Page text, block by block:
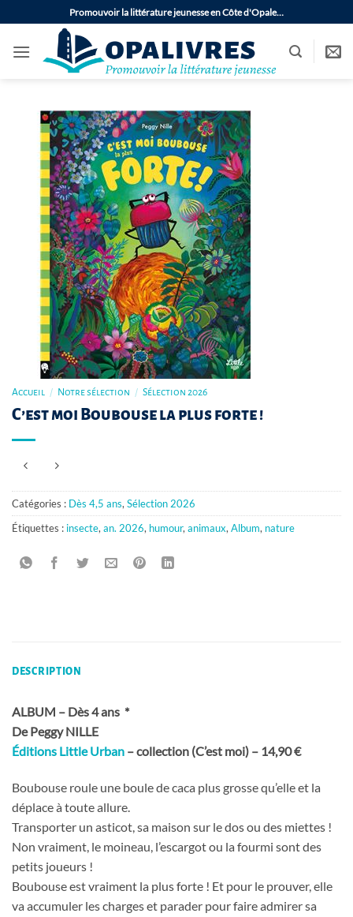
au
contenu
Promouvoir la littérature jeunesse en Côte d'Opale…
Accueil / Notre sélection / Sélection 2026
C’est moi Boubouse la plus forte !
Catégories : Dès 4,5 ans,Sélection 2026
Étiquettes : insecte,an. 2026, humour,animaux,Album, nature
DESCRIPTION
ALBUM – Dès 4 ans *
De Peggy NILLE
Éditions Little Urban – collection (C’est moi) – 14,90 €
Boubouse roule une boule de caca plus grosse qu’elle et la
déplace à toute allure.
Transporter un asticot, sa maison sur le dos ou des miettes !
Non vraiment, le moineau, l’escargot ou la fourmi sont des
petits joueurs !
Boubouse est vraiment la plus forte ! Et pour le prouver, elle
va accumuler les charges et parader pour faire admirer sa